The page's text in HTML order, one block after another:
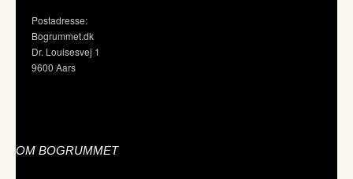
Postadresse:
Bogrummet.dk
Dr. Louisesvej 1
9600 Aars
OM BOGRUMMET